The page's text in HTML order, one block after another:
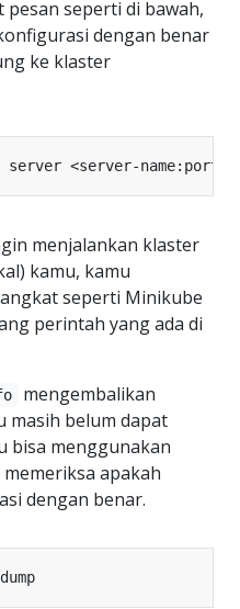
seperti di bawah,
dengan benar
ke klaster
menjalankan klaster
kamu, kamu
seperti Minikube
perintah yang ada di
mengembalikan
masih belum dapat
bisa menggunakan
apakah
dengan benar.